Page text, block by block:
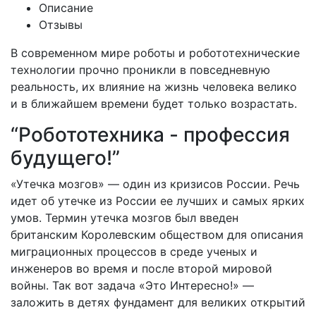
Описание
Отзывы
В современном мире роботы и робототехнические
технологии прочно проникли в повседневную
реальность, их влияние на жизнь человека велико
и в ближайшем времени будет только возрастать.
“Робототехника - профессия
будущего!”
«Утечка мозгов» — один из кризисов России. Речь
идет об утечке из России ее лучших и самых ярких
умов. Термин утечка мозгов был введен
британским Королевским обществом для описания
миграционных процессов в среде ученых и
инженеров во время и после второй мировой
войны. Так вот задача «Это Интересно!» —
заложить в детях фундамент для великих открытий